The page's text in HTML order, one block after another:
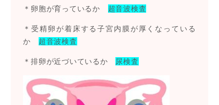
＊卵胞が育っているか 超音波検査
＊受精卵が着床する子宮内膜が厚くなっている
か 超音波検査
＊排卵が近づいているか 尿検査